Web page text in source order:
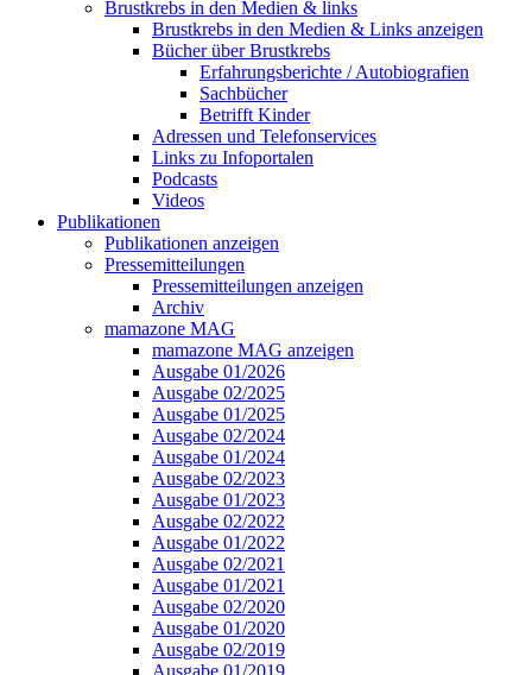
Brustkrebs in den Medien & links
Brustkrebs in den Medien & Links anzeigen
Bücher über Brustkrebs
Erfahrungsberichte / Autobiografien
Sachbücher
Betrifft Kinder
Adressen und Telefonservices
Links zu Infoportalen
Podcasts
Videos
Publikationen
Publikationen anzeigen
Pressemitteilungen
Pressemitteilungen anzeigen
Archiv
mamazone MAG
mamazone MAG anzeigen
Ausgabe 01/2026
Ausgabe 02/2025
Ausgabe 01/2025
Ausgabe 02/2024
Ausgabe 01/2024
Ausgabe 02/2023
Ausgabe 01/2023
Ausgabe 02/2022
Ausgabe 01/2022
Ausgabe 02/2021
Ausgabe 01/2021
Ausgabe 02/2020
Ausgabe 01/2020
Ausgabe 02/2019
Ausgabe 01/2019